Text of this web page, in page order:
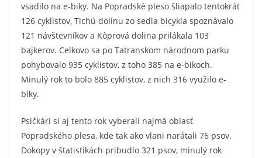
vsadilo na e-biky. Na Popradské pleso šliapalo tentokrát
126 cyklistov, Tichú dolinu zo sedla bicykla spoznávalo
121 návštevníkov a Kôprová dolina prilákala 103
bajkerov. Celkovo sa po Tatranskom národnom parku
pohybovalo 935 cyklistov, z toho 385 na e-bikoch.
Minulý rok to bolo 885 cyklistov, z nich 316 využilo e-
biky.
Psičkári si aj tento rok vyberali najmä oblasť
Popradského plesa, kde tak ako vlani narátali 76 psov.
Dokopy v štatistikách pribudlo 321 psov, minulý rok